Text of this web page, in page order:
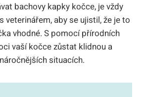
bachovy kapky kočce, je vždy
veterinářem, aby se ujistil, že je to
vhodné. S pomocí přírodních
vaší kočce zůstat klidnou a
situacích.